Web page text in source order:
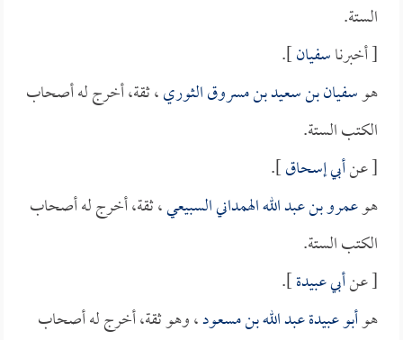
الستة.
[ أخبرناسفيان].
هوسفيان بن سعيد بن مسروق الثوري، ثقة، أخرج له أصحاب
الكتب الستة.
[ عنأبي إسحاق].
هوعمرو بن عبد الله الهمداني السبيعي، ثقة، أخرج له أصحاب
الكتب الستة.
[ عنأبي عبيدة].
هوأبو عبيدة عبد الله بن مسعود، وهو ثقة، أخرج له أصحاب